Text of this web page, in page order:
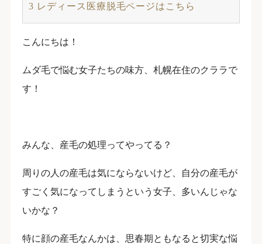
3 レディース医療脱毛ページはこちら
こんにちは！
ムダ毛で悩む女子たちの味方、札幌在住のクララで
す！
みんな、産毛の処理ってやってる？
周りの人の産毛は気にならないけど、自分の産毛が
すごく気になってしまうという女子、多いんじゃな
いかな？
特に顔の産毛なんかは、思春期ともなると切実な悩